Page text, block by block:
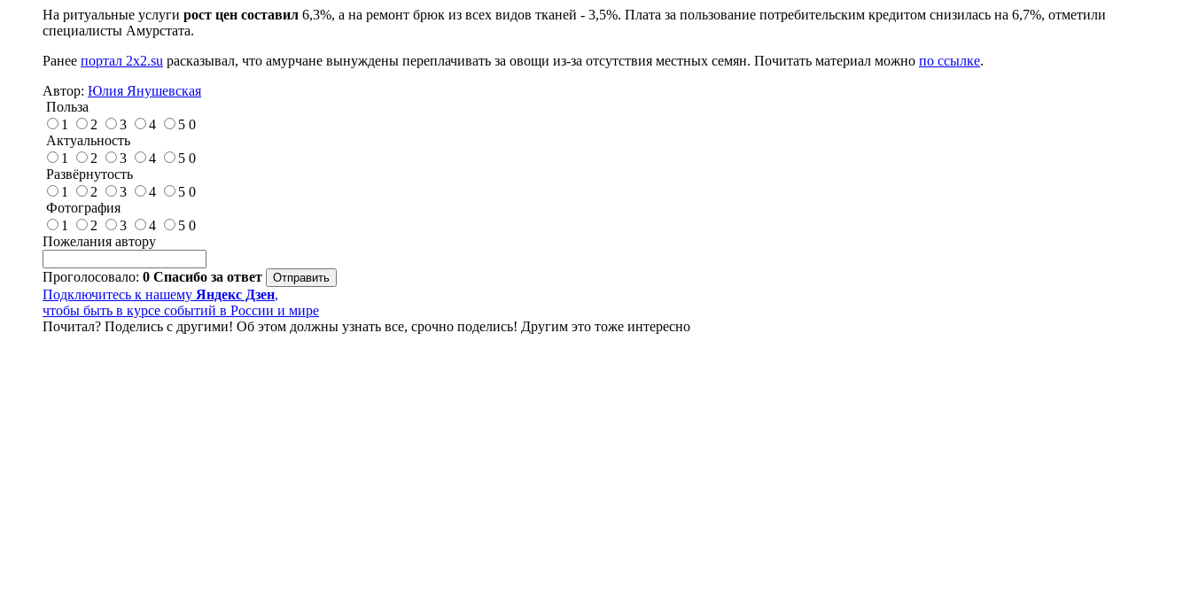
На ритуальные услуги рост цен составил 6,3%, а на ремонт брюк из всех видов тканей - 3,5%. Плата за пользование потребительским кредитом снизилась на 6,7%, отметили
специалисты Амурстата.
Ранее портал 2x2.su расказывал, что амурчане вынуждены переплачивать за овощи из-за отсутствия местных семян. Почитать материал можно по ссылке.
Автор: Юлия Янушевская
Польза
1
2 3 4 5 0
Актуальность
1
2 3 4 5 0
Развёрнутость
1
2 3 4 5 0
Фотография
1
2 3 4 5 0
Пожелания автору
Проголосовало: 0 Спасибо за ответ
Подключитесь к нашему Яндекс Дзен,
чтобы быть в курсе событий в России и мире
Почитал? Поделись с другими! Об этом должны узнать все, срочно поделись! Другим это тоже интересно